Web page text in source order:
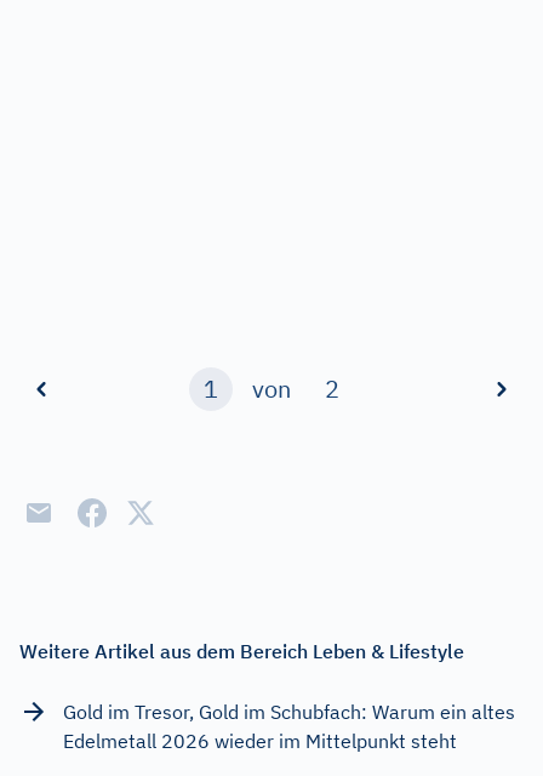
1 von 2
Weitere Artikel aus dem Bereich Leben & Lifestyle
Gold im Tresor, Gold im Schubfach: Warum ein altes
Edelmetall 2026 wieder im Mittelpunkt steht